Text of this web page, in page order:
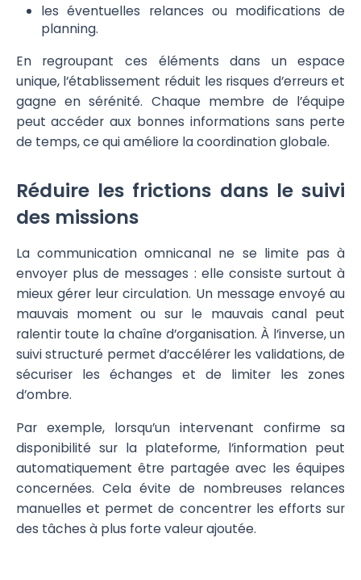
les éventuelles relances ou modifications de
planning.
En regroupant ces éléments dans un espace
unique, l’établissement réduit les risques d’erreurs et
gagne en sérénité. Chaque membre de l’équipe
peut accéder aux bonnes informations sans perte
de temps, ce qui améliore la coordination globale.
Réduire les frictions dans le suivi
des missions
La communication omnicanal ne se limite pas à
envoyer plus de messages : elle consiste surtout à
mieux gérer leur circulation. Un message envoyé au
mauvais moment ou sur le mauvais canal peut
ralentir toute la chaîne d’organisation. À l’inverse, un
suivi structuré permet d’accélérer les validations, de
sécuriser les échanges et de limiter les zones
d’ombre.
Par exemple, lorsqu’un intervenant confirme sa
disponibilité sur la plateforme, l’information peut
automatiquement être partagée avec les équipes
concernées. Cela évite de nombreuses relances
manuelles et permet de concentrer les efforts sur
des tâches à plus forte valeur ajoutée.